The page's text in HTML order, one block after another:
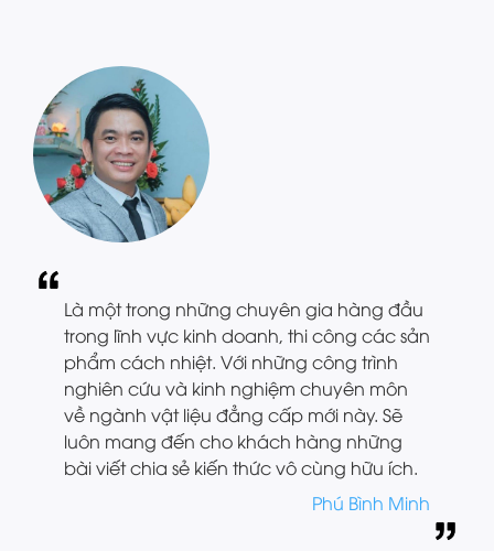
Là một trong những chuyên gia hàng đầu
trong lĩnh vực kinh doanh, thi công các sản
phẩm cách nhiệt. Với những công trình
nghiên cứu và kinh nghiệm chuyên môn
về ngành vật liệu đẳng cấp mới này. Sẽ
luôn mang đến cho khách hàng những
bài viết chia sẻ kiến thức vô cùng hữu ích.
Phú Bình Minh